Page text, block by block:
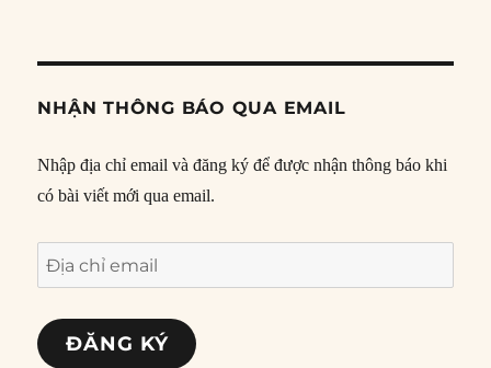
NHẬN THÔNG BÁO QUA EMAIL
Nhập địa chỉ email và đăng ký để được nhận thông báo khi
có bài viết mới qua email.
Địa
chỉ
email
ĐĂNG KÝ